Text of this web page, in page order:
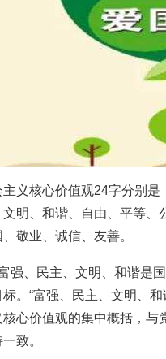
主义核心价值观24字分别是
文明、和谐、自由、平等、
、敬业、诚信、友善。
强、民主、文明、和谐是
。“富强、民主、文明、和
核心价值观的集中概括，与
致。